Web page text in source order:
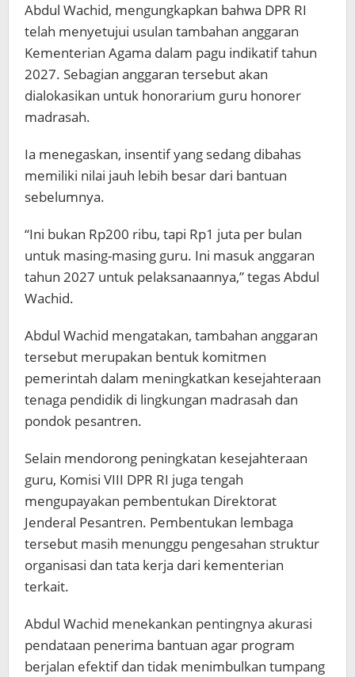
Abdul Wachid, mengungkapkan bahwa DPR RI
telah menyetujui usulan tambahan anggaran
Kementerian Agama dalam pagu indikatif tahun
2027. Sebagian anggaran tersebut akan
dialokasikan untuk honorarium guru honorer
madrasah.
Ia menegaskan, insentif yang sedang dibahas
memiliki nilai jauh lebih besar dari bantuan
sebelumnya.
“Ini bukan Rp200 ribu, tapi Rp1 juta per bulan
untuk masing-masing guru. Ini masuk anggaran
tahun 2027 untuk pelaksanaannya,” tegas Abdul
Wachid.
Abdul Wachid mengatakan, tambahan anggaran
tersebut merupakan bentuk komitmen
pemerintah dalam meningkatkan kesejahteraan
tenaga pendidik di lingkungan madrasah dan
pondok pesantren.
Selain mendorong peningkatan kesejahteraan
guru, Komisi VIII DPR RI juga tengah
mengupayakan pembentukan Direktorat
Jenderal Pesantren. Pembentukan lembaga
tersebut masih menunggu pengesahan struktur
organisasi dan tata kerja dari kementerian
terkait.
Abdul Wachid menekankan pentingnya akurasi
pendataan penerima bantuan agar program
berjalan efektif dan tidak menimbulkan tumpang